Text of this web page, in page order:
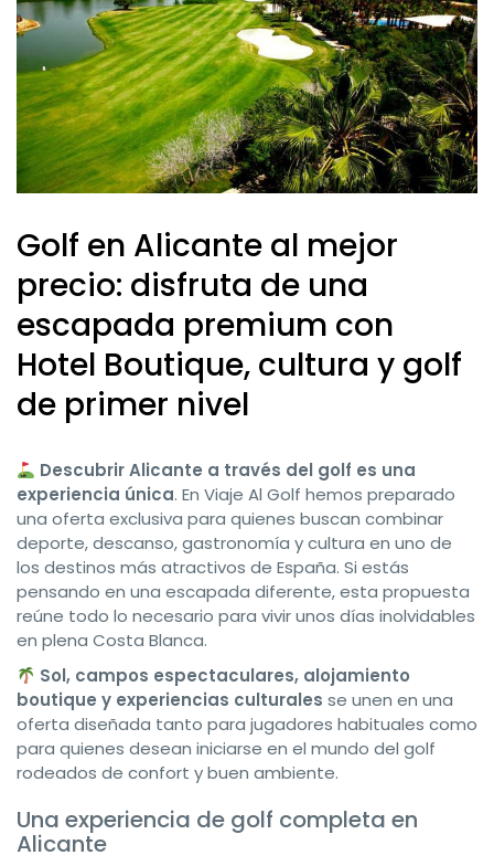
Golf en Alicante al mejor
precio: disfruta de una
escapada premium con
Hotel Boutique, cultura y golf
de primer nivel
Descubrir Alicante a través del golf es una
experiencia única. En Viaje Al Golf hemos preparado
una oferta exclusiva para quienes buscan combinar
deporte, descanso, gastronomía y cultura en uno de
los destinos más atractivos de España. Si estás
pensando en una escapada diferente, esta propuesta
reúne todo lo necesario para vivir unos días inolvidables
en plena Costa Blanca.
Sol, campos espectaculares, alojamiento
boutique y experiencias culturales se unen en una
oferta diseñada tanto para jugadores habituales como
para quienes desean iniciarse en el mundo del golf
rodeados de confort y buen ambiente.
Una experiencia de golf completa en
Alicante